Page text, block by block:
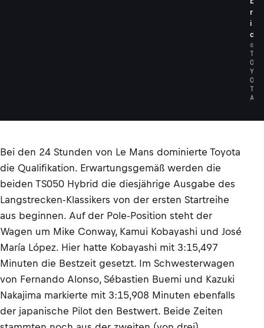
r
i
d
©
T
O
Y
O
T
A
Bei den 24 Stunden von Le Mans dominierte Toyota
die Qualifikation. Erwartungsgemäß werden die
beiden TS050 Hybrid die diesjährige Ausgabe des
Langstrecken-Klassikers von der ersten Startreihe
aus beginnen. Auf der Pole-Position steht der
Wagen um Mike Conway, Kamui Kobayashi und José
María López. Hier hatte Kobayashi mit 3:15,497
Minuten die Bestzeit gesetzt. Im Schwesterwagen
von Fernando Alonso, Sébastien Buemi und Kazuki
Nakajima markierte mit 3:15,908 Minuten ebenfalls
der japanische Pilot den Bestwert. Beide Zeiten